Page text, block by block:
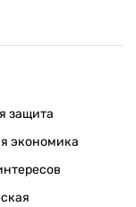
защита
экономика